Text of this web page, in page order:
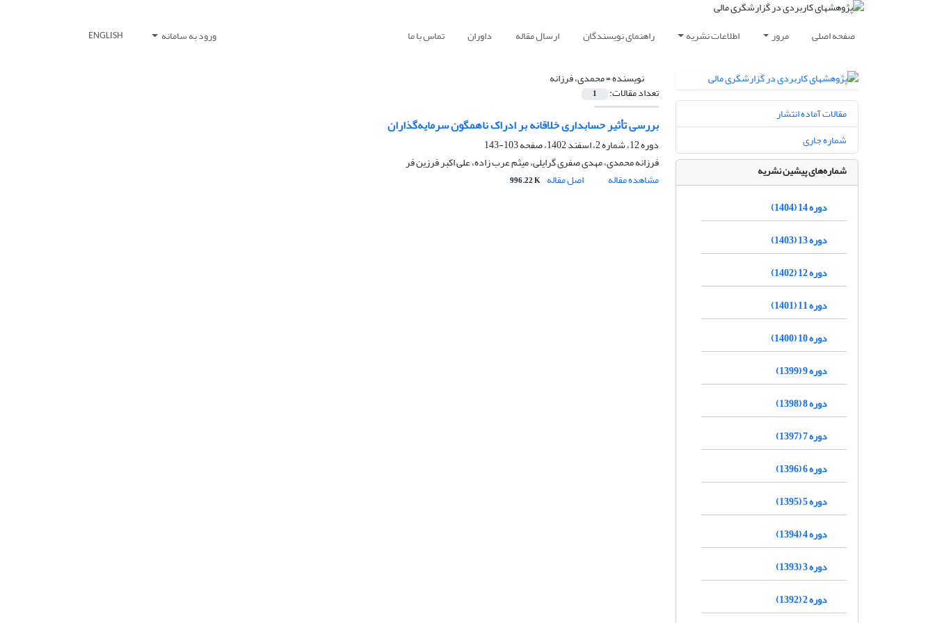
صفحه اصلی مرور اطلاعات نشریه راهنمای نویسندگان ارسال مقاله داوران تماس با ما ورود به سامانه ENGLISH
نویسنده =محمدی، فرزانه
تعداد مقالات: 1
بررسی تأثیر حسابداری خلاقانه بر ادراک ناهمگون سرمایه‌گذاران
دوره 12، شماره 2، اسفند 1402، صفحه
103-143
فرزانه محمدی، مهدی صفری گرایلی، میثم عرب زاده، علی اکبر فرزین فر
مشاهده مقاله
اصل مقاله 996.22 K
مقالات آماده انتشار
شماره جاری
شماره‌های پیشین نشریه
دوره 14 (1404)
دوره 13 (1403)
دوره 12 (1402)
دوره 11 (1401)
دوره 10 (1400)
دوره 9 (1399)
دوره 8 (1398)
دوره 7 (1397)
دوره 6 (1396)
دوره 5 (1395)
دوره 4 (1394)
دوره 3 (1393)
دوره 2 (1392)